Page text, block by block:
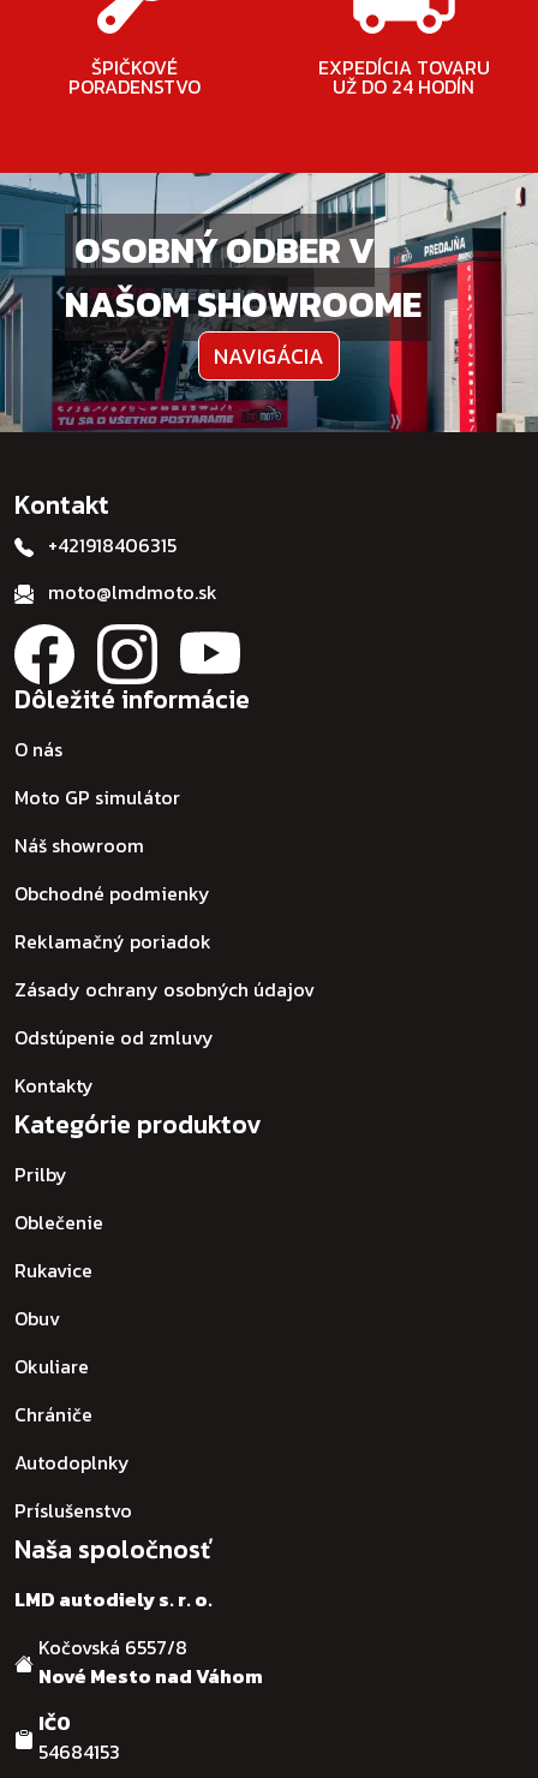
ŠPIČKOVÉ
PORADENSTVO
EXPEDÍCIA TOVARU
UŽ DO 24 HODÍN
OSOBNÝ ODBER V
NAŠOM SHOWROOME
NAVIGÁCIA
Kontakt
+421918406315
moto@lmdmoto.sk
Dôležité informácie
O nás
Moto GP simulátor
Náš showroom
Obchodné podmienky
Reklamačný poriadok
Zásady ochrany osobných údajov
Odstúpenie od zmluvy
Kontakty
Kategórie produktov
Prilby
Oblečenie
Rukavice
Obuv
Okuliare
Chrániče
Autodoplnky
Príslušenstvo
Naša spoločnosť
LMD autodiely s. r. o.
Kočovská 6557/8
Nové Mesto nad Váhom
IČO
54684153